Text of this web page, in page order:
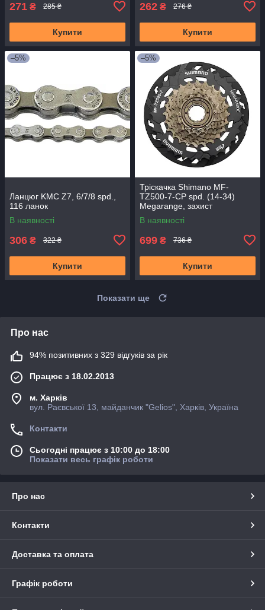
271 ₴ 285 ₴
Купити
262 ₴ 276 ₴
Купити
–5%
Ланцюг KMC Z7, 6/7/8 spd.,
116 ланок
В наявності
306 ₴ 322 ₴
Купити
–5%
Тріскачка Shimano MF-
TZ500-7-CP spd. (14-34)
Megarange, захист
В наявності
699 ₴ 736 ₴
Купити
Показати ще
Про нас
94% позитивних з 329 відгуків за рік
Працює з 18.02.2013
м. Харків
вул. Раєвської 13, майданчик "Gelios", Харків, Україна
Контакти
Сьогодні працює з 10:00 до 18:00
Показати весь графік роботи
Про нас
Контакти
Доставка та оплата
Графік роботи